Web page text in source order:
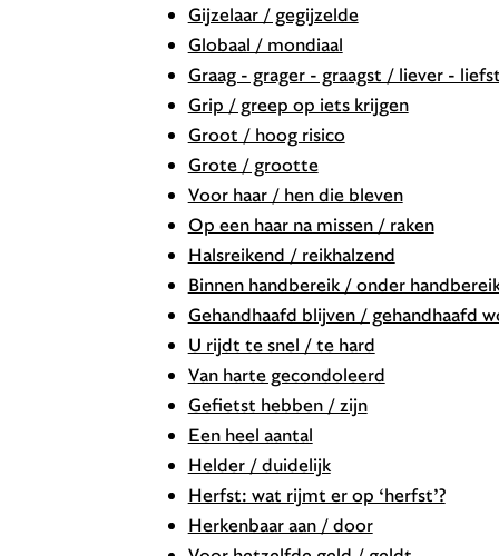
Gijzelaar / gegijzelde
Globaal / mondiaal
Graag - grager - graagst / liever - liefst
Grip / greep op iets krijgen
Groot / hoog risico
Grote / grootte
Voor haar / hen die bleven
Op een haar na missen / raken
Halsreikend / reikhalzend
Binnen handbereik / onder
Gehandhaafd blijven / gehandhaafd
U rijdt te snel / te hard
Van harte gecondoleerd
Gefietst hebben / zijn
Een heel aantal
Helder / duidelijk
Herfst: wat rijmt er op ‘herfst’?
Herkenbaar aan / door